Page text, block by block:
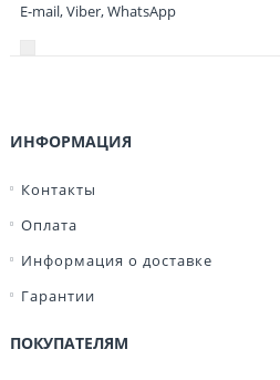
E-mail, Viber,WhatsApp
ИНФОРМАЦИЯ
Контакты
Оплата
Информация о доставке
Гарантии
ПОКУПАТЕЛЯМ